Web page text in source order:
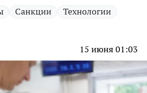
Санкции Технологии
15 июня 01:03